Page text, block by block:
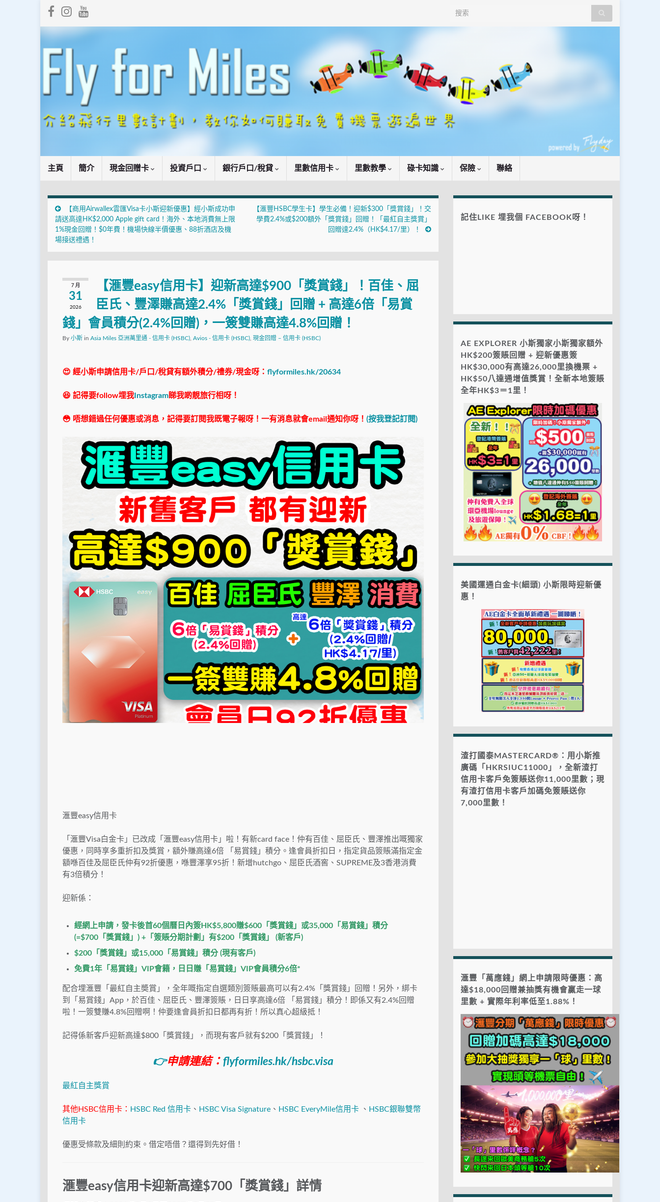
Search for:
主頁 簡介 現金回贈卡 投資戶口 銀行戶口/稅貸 里數信用卡 里數教學 碌卡知識 保險 聯絡
【商用Airwallex雲匯Visa卡小斯迎新優惠】經小斯成功申
請送高達HK$2,000 Apple gift card！海外、本地消費無上限
1%現金回贈！$0年費！機場快線半價優惠、88折酒店及機
場接送禮遇！
【滙豐HSBC學生卡】學生必備！迎新$300「獎賞錢」！交
學費2.4%或$200額外「獎賞錢」回贈！「最紅自主獎賞」
回贈達2.4%（HK$4.17/里）！
7 月
31
2026
【滙豐easy信用卡】迎新高達$900「獎賞錢」！百佳、屈
臣氏、豐澤賺高達2.4%「獎賞錢」回贈 + 高達6倍「易賞
錢」會員積分(2.4%回贈)，一簽雙賺高達4.8%回贈！
By 小斯 in Asia Miles 亞洲萬里通 - 信用卡 (HSBC) Avios - 信用卡 (HSBC) 現金回贈 – 信用卡 (HSBC)
😍 經小斯申請信用卡/戶口/稅貸有額外積分/禮券/現金呀： flyformiles.hk/20634
😆 記得要follow埋我 Instagram睇我啲靚旅行相呀！
😳 唔想錯過任何優惠或消息，記得要訂閱我既電子報呀！一有消息就會email通知你呀！ (按我登記訂閱)
滙豐easy信用卡
「滙豐Visa白金卡」已改成「滙豐easy信用卡」啦！有新card face！仲有百佳、屈臣氏、豐澤推出嘅獨家
優惠，同時享多重折扣及獎賞，額外賺高達6倍 「易賞錢」積分。逢會員折扣日，指定貨品簽賬滿指定金
額喺百佳及屈臣氏仲有92折優惠，喺豐澤享95折！新增hutchgo、屈臣氏酒窖、SUPREME及3香港消費
有3倍積分！
迎新係：
經網上申請，發卡後首60個曆日內簽HK$5,800賺$600「獎賞錢」或35,000「易賞錢」積分
(=$700「獎賞錢」) +「簽賬分期計劃」有$200「獎賞錢」 (新客戶)
$200「獎賞錢」或15,000「易賞錢」積分 (現有客戶)
免費1年「易賞錢」VIP會籍，日日賺「易賞錢」VIP會員積分6倍*
配合埋滙豐「最紅自主奬賞」，全年嘅指定自選類別簽賬最高可以有2.4%「獎賞錢」回贈！另外，綁卡
到「易賞錢」App，於百佳、屈臣氏、豐澤簽賬，日日享高達6倍 「易賞錢」積分！即係又有2.4%回贈
啦！一簽雙賺4.8%回贈啊！仲要逢會員折扣日都再有折！所以真心超級抵！
記得係新客戶迎新高達$800「獎賞錢」，而現有客戶就有$200「獎賞錢」！
👉申請連結： flyformiles.hk/hsbc.visa
最紅自主獎賞
其他HSBC信用卡： HSBC Red 信用卡 、 HSBC Visa Signature 、 HSBC EveryMile信用卡 、 HSBC銀聯雙幣
信用卡
優惠受條款及細則約束。借定唔借？還得到先好借！
滙豐easy信用卡迎新高達$700 「獎賞錢」詳情
記住LIKE 埋我個 FACEBOOK呀！
AE EXPLORER 小斯獨家小斯獨家額外
HK$200簽賬回贈 + 迎新優惠簽
HK$30,000有高達26,000里換機票 +
HK$50八達通增值獎賞！全新本地簽賬
全年HK$3＝1里！
美國運通白金卡(細頭) 小斯限時迎新優
惠！
渣打國泰MASTERCARD®：用小斯推
廣碼「HKRSIUC11000」，全新渣打
信用卡客戶免簽賬送你11,000里數；現
有渣打信用卡客戶加碼免簽賬送你
7,000里數！
滙豐「萬應錢」網上申請限時優惠：高
達$18,000回贈兼抽獎有機會贏走一球
里數 + 實際年利率低至1.88%！